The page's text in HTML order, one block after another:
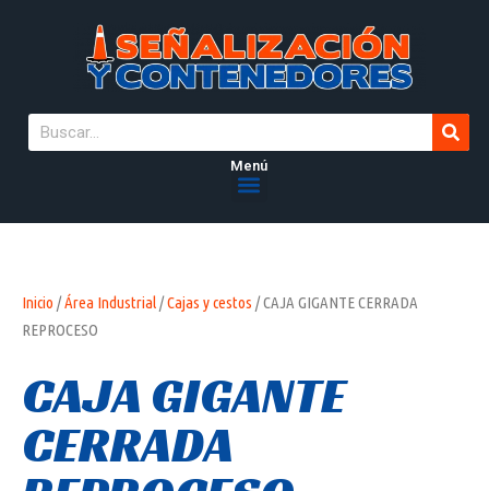
Menú
Inicio /Área Industrial/Cajas y cestos / CAJA GIGANTE CERRADA
REPROCESO
CAJA GIGANTE
CERRADA